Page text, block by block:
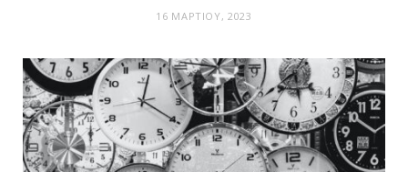
16 ΜΑΡΤΊΟΥ, 2023